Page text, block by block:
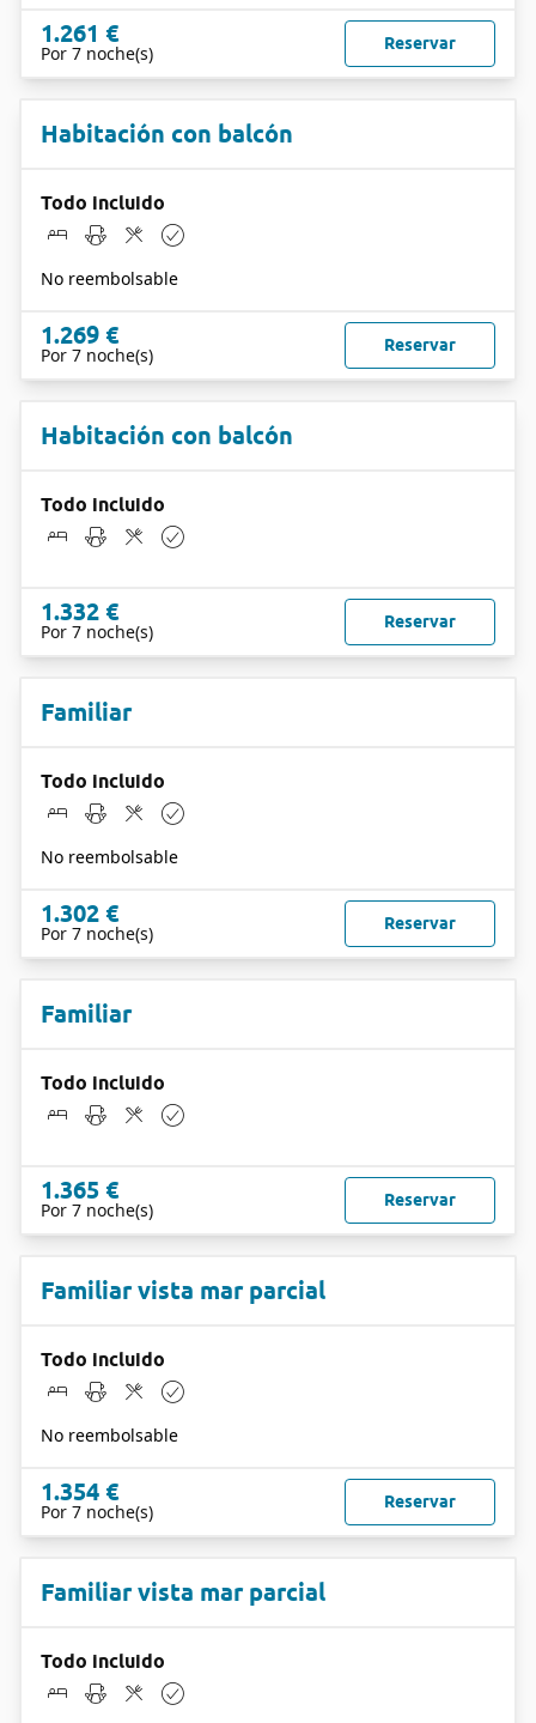
1.261 €
Por 7 noche(s) Reservar
Habitación con balcón
Todo incluido
No reembolsable
1.269 €
Por 7 noche(s) Reservar
Habitación con balcón
Todo incluido
1.332 €
Por 7 noche(s) Reservar
Familiar
Todo incluido
No reembolsable
1.302 €
Por 7 noche(s) Reservar
Familiar
Todo incluido
1.365 €
Por 7 noche(s) Reservar
Familiar vista mar parcial
Todo incluido
No reembolsable
1.354 €
Por 7 noche(s) Reservar
Familiar vista mar parcial
Todo incluido